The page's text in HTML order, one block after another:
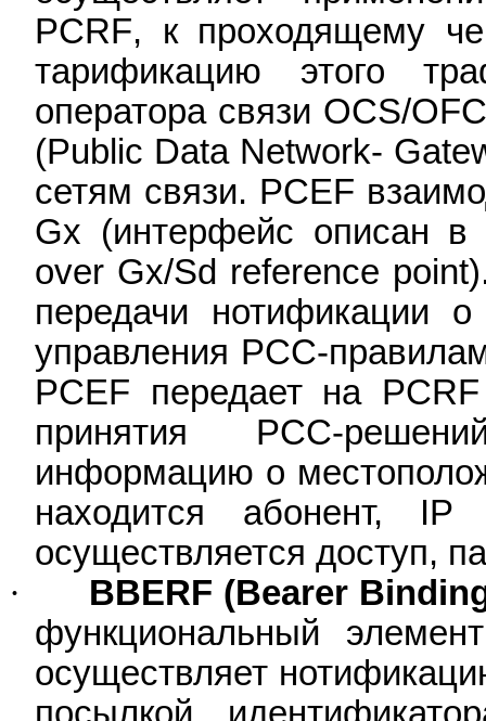
PCRF, к проходящему
тарификацию этого
оператора связи OCS/
(Public Data Network-
сетям связи. PCEF
Gx (интерфейс описан в
over Gx/Sd reference point
передачи нотификации
управления PCC-
PCEF
передает на
принятия PCC-
информацию о
находится абонент, IP
осуществляется доступ,
·
BBERF (Bearer
функциональный
осуществляет